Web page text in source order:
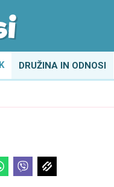
DRUŽINA IN ODNOSI